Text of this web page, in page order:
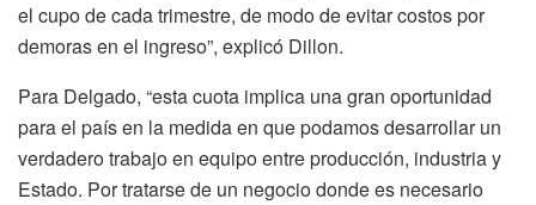
el cupo de cada trimestre, de modo de evitar costos por
demoras en el ingreso”, explicó Dillon.
Para Delgado, “esta cuota implica una gran oportunidad
para el país en la medida en que podamos desarrollar un
verdadero trabajo en equipo entre producción, industria y
Estado. Por tratarse de un negocio donde es necesario